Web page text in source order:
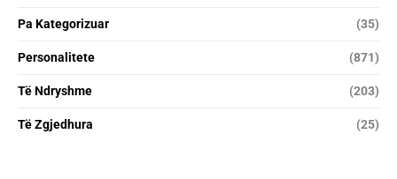
Pa Kategorizuar (35)
Personalitete (871)
Të Ndryshme (203)
Të Zgjedhura (25)